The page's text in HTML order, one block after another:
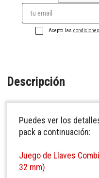
Acepto las
Descripción
Puedes ver los
pack a continuación:
Juego de Llaves
32 mm)